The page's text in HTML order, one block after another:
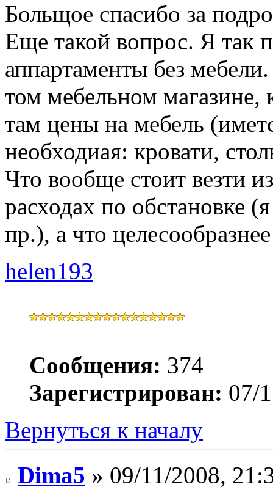
Больщое спасибо за
Еще такой вопрос. Я так
аппартаменты без
том мебельном магазине,
там цены на мебель
необходиая: кровати,
Что вообще стоит везти
расходах по обстановке
пр.), а что
helen193
Сообщения: 374
Зарегистрирован: 07/
Вернуться к началу
Dima5 » 09/11/2008,